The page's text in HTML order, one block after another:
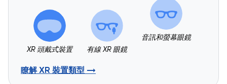
XR 頭戴式裝置 有線 XR 眼鏡
音訊和螢幕眼鏡
瞭解 XR 裝置類型 →